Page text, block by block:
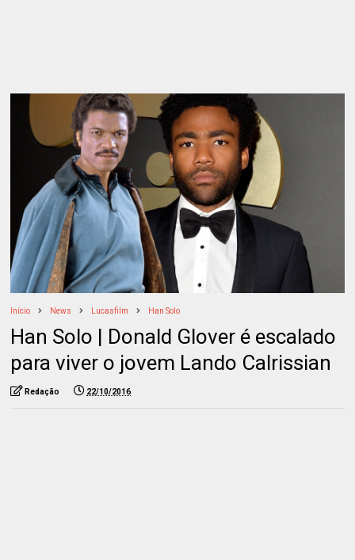
Início News Lucasfilm Han Solo
Han Solo | Donald Glover é escalado
para viver o jovem Lando Calrissian
Redação 22/10/2016